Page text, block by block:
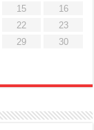
15
16
22
23
29
30